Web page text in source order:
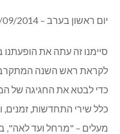
יום ראשון בערב – 14/09/2014
סיימנו זה עתה את הופעתנו
לקראת ראש השנה
כדי לבטא את החגיגה של
כלל שירי התחדשות,
מעלים – "מרחל ועד לאה",